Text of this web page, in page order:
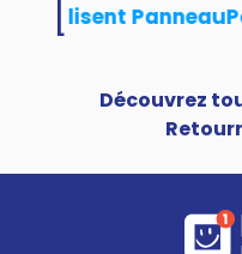
utilisent
Découvrez